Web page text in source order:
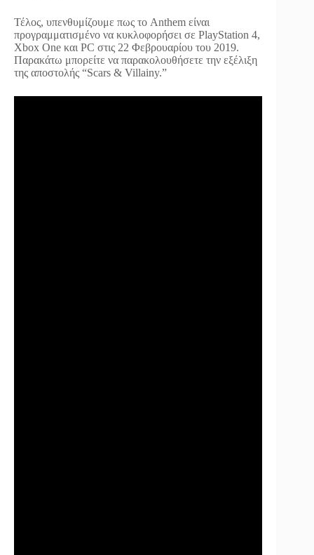
Τέλος, υπενθυμίζουμε πως το Anthem είναι
προγραμματισμένο να κυκλοφορήσει σε PlayStation 4,
Xbox One και PC στις 22 Φεβρουαρίου του 2019.
Παρακάτω μπορείτε να παρακολουθήσετε την εξέλιξη
της αποστολής “Scars & Villainy.”